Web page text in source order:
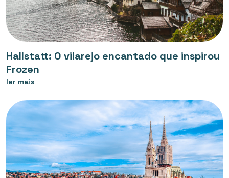
Hallstatt: O vilarejo encantado que inspirou
Frozen
ler mais